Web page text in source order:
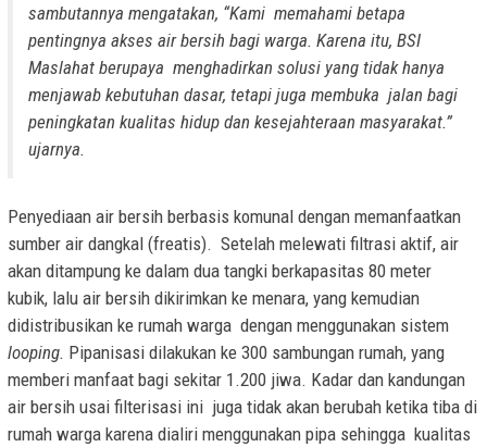
sambutannya mengatakan, “Kami memahami betapa
pentingnya akses air bersih bagi warga. Karena itu, BSI
Maslahat berupaya menghadirkan solusi yang tidak hanya
menjawab kebutuhan dasar, tetapi juga membuka jalan bagi
peningkatan kualitas hidup dan kesejahteraan masyarakat.”
ujarnya.
Penyediaan air bersih berbasis komunal dengan memanfaatkan
sumber air dangkal (freatis). Setelah melewati filtrasi aktif, air
akan ditampung ke dalam dua tangki berkapasitas 80 meter
kubik, lalu air bersih dikirimkan ke menara, yang kemudian
didistribusikan ke rumah warga dengan menggunakan sistem
looping. Pipanisasi dilakukan ke 300 sambungan rumah, yang
memberi manfaat bagi sekitar 1.200 jiwa. Kadar dan kandungan
air bersih usai filterisasi ini juga tidak akan berubah ketika tiba di
rumah warga karena dialiri menggunakan pipa sehingga kualitas